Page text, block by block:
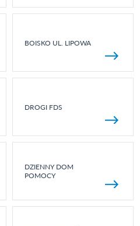
BOISKO UL. LIPOWA
DROGI FDS
DZIENNY DOM
POMOCY